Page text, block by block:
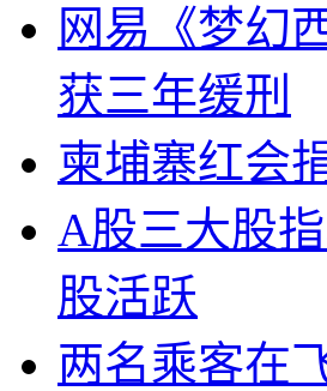
网易《梦幻
获三年缓刑
柬埔寨红会
A股三大股
股活跃
两名乘客在